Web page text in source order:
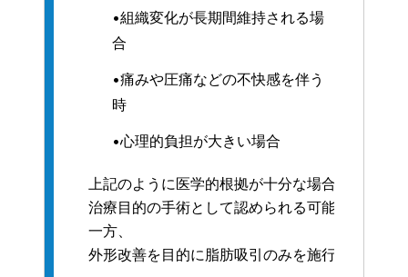
•組織変化が長期間維持される場
合
•痛みや圧痛などの不快感を伴う
時
•心理的負担が大きい場合
上記のように医学的根拠が十分な場合には、
治療目的の手術として認められる可能性があり
一方、
外形改善を目的に脂肪吸引のみを施行する場合